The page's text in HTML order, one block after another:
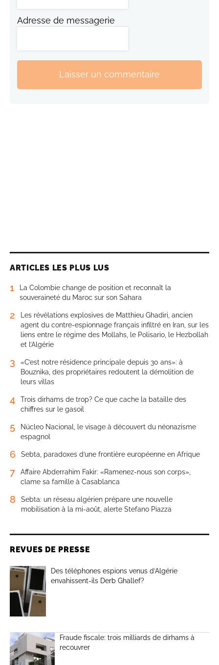
Adresse de messagerie
Laisser un commentaire
ARTICLES LES PLUS LUS
1
La Colombie change de position et reconnaît la
souveraineté du Maroc sur son Sahara
2
Les révélations explosives de Matthieu Ghadiri, ancien
agent du contre-espionnage français infiltré en Iran, sur les
liens entre le régime des Mollahs, le Polisario, le Hezbollah
et l’Algérie
3
«C’est notre résidence principale depuis 30 ans»: à
Bouznika, des propriétaires redoutent la démolition de
leurs villas
4
Trois dirhams de trop? Ce que cache la bataille des
chiffres sur le gasoil
5
Núcleo Nacional, le visage à découvert du néonazisme
espagnol
6 Sebta, paradoxes d’une frontière européenne en Afrique
7
Affaire Abderrahim Fakir: «Ramenez-nous son corps»,
clame sa famille à Casablanca
8
Sebta: un réseau algérien prépare une nouvelle
mobilisation à la mi-août, alerte Stefano Piazza
REVUES DE PRESSE
Des téléphones espions venus d’Algérie
envahissent-ils Derb Ghallef?
Fraude fiscale: trois milliards de dirhams à
recouvrer